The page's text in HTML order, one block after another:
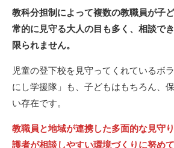
教科分担制によって複数の教職員が子
常的に見守る大人の目も多く、相談で
限られません。
児童の登下校を見守ってくれているボ
にし学援隊」も、子どもはもちろん、
い存在です。
教職員と地域が連携した多面的な見守
護者が相談しやすい環境づくりに努め